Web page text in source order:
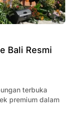
Bali Resmi
terbuka
premium dalam